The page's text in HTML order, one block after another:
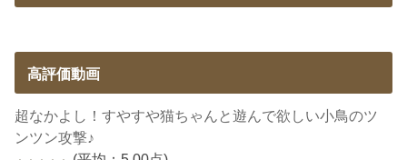
高評価動画
超なかよし！すやすや猫ちゃんと遊んで欲しい小鳥のツ
ンツン攻撃♪